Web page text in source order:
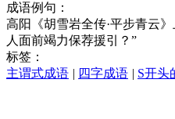
成语例句：
高阳《胡雪岩全传·平步青云
人面前竭力保荐援引？”
标签：
主谓式成语 | 四字成语 | S开头